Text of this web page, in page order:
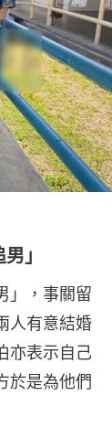
」
」，事關留
人有意結婚
亦表示自己
於是為他們